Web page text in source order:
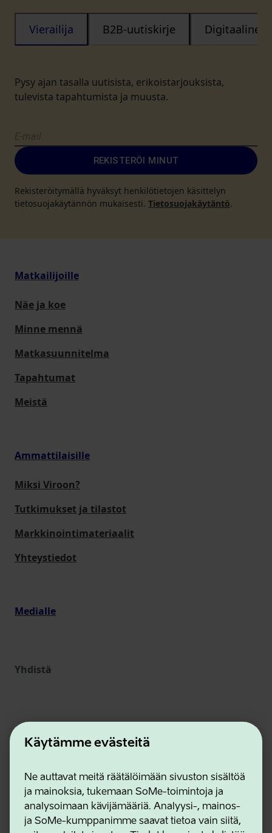
Käytämme evästeitä
Ne auttavat meitä räätälöimään sivuston sisältöä
ja mainoksia, tukemaan SoMe-toimintoja ja
analysoimaan kävijämääriä. Analyysi-, mainos-
ja SoMe-kumppanimme saavat tietoa vain siitä,
Pysy ajan tasalla uutisista, erikoistarjouksista,
tulevista tapahtumista ja muusta.
Vierailija B2B-uutiskirje Digitaalinen
REKISTERÖI MINUT
Rekisteröitymällä hyväksyt henkilötietojen käsittelyn
tietosuojakäytännön mukaisesti. Tietosuojakäytäntö.
Matkailijoille
Näe ja koe
Minne mennä
Matkasuunnitelma
Tapahtumat
Meistä
Ammattilaisille
Miksi Viroon?
Tutkimukset ja tilastot
Markkinointimateriaalit
Yhteystiedot
Medialle
Yhdistä
Estonian Business and Innovation Agency
Yhteystiedot